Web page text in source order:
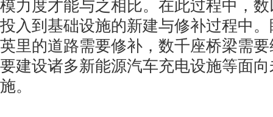
模力度才能与之相比。在此过程中，
投入到基础设施的新建与修补过程中
英里的道路需要修补，数千座桥梁需
要建设诸多新能源汽车充电设施等面
施。